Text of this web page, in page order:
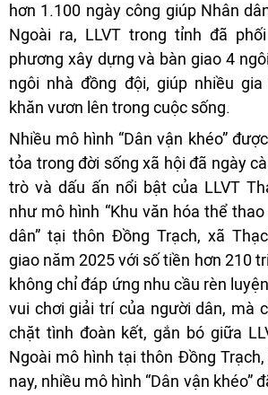
hơn 1.100 ngày công giúp Nhân
Ngoài ra, LLVT trong tỉnh đã
phương xây dựng và bàn giao 4
ngôi nhà đồng đội, giúp nhiều
khăn vươn lên trong cuộc sống.
Nhiều mô hình “Dân vận khéo”
tỏa trong đời sống xã hội đã ngày
trò và dấu ấn nổi bật của LLVT
như mô hình “Khu văn hóa thể
dân” tại thôn Đồng Trạch, xã
giao năm 2025 với số tiền hơn 210
không chỉ đáp ứng nhu cầu rèn
vui chơi giải trí của người dân, mà
chặt tình đoàn kết, gắn bó giữa
Ngoài mô hình tại thôn Đồng
nay, nhiều mô hình “Dân vận khéo”